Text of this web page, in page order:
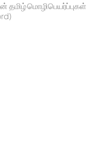
தமிழ் மொழிபெயர்ப்புகள்